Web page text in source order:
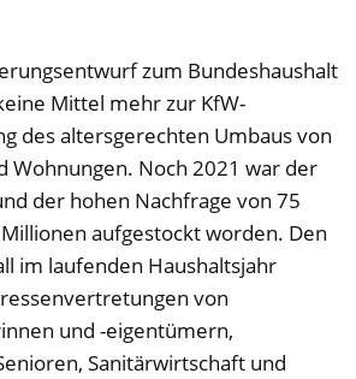
zum Bundeshaushalt
Mittel mehr zur KfW-
des altersgerechten Umbaus von
Wohnungen. Noch 2021 war der
der hohen Nachfrage von 75
aufgestockt worden. Den
im laufenden Haushaltsjahr
von
und -eigentümern,
Sanitärwirtschaft und